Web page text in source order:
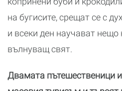
на бугисите, срещат се с
и всеки ден научават нещо
вълнуващ свят.
Двамата пътешественици